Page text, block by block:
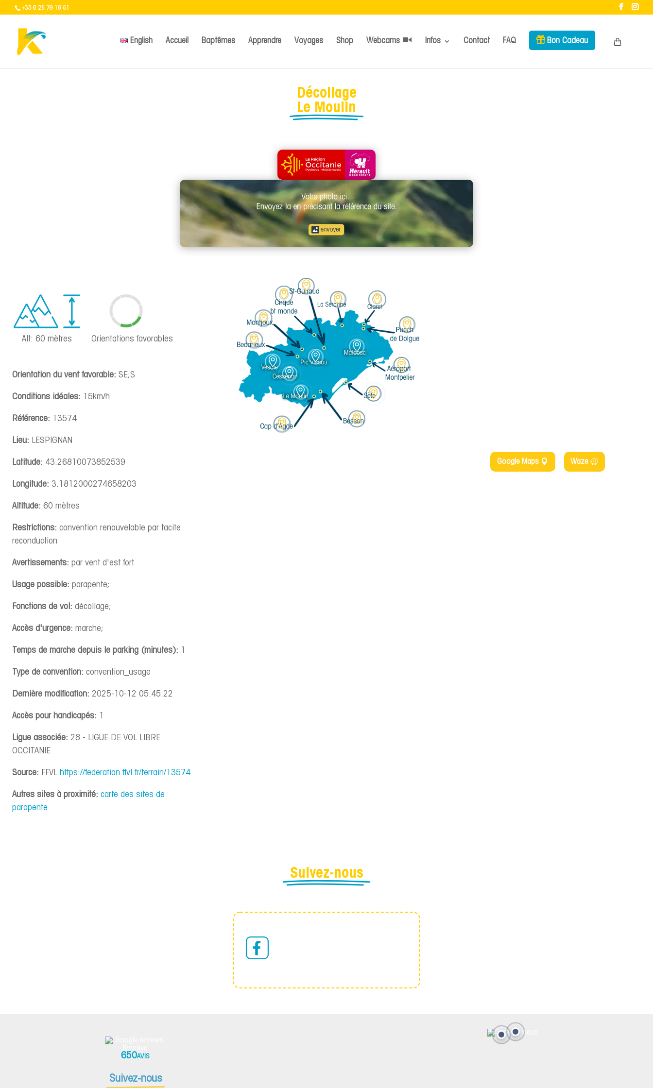
+33 6 25 79 16 51
English Accueil Baptêmes Apprendre Voyages Shop Webcams Infos Contact FAQ Bon Cadeau
Décollage
Le Moulin
Alt: 60 mètres Orientations favorables
Orientation du vent favorable: SE;S
Conditions idéales: 15km/h
Référence: 13574
Lieu: LESPIGNAN
Latitude: 43.26810073852539
Longitude: 3.1812000274658203
Altitude: 60 mètres
Restrictions: convention renouvelable par tacite
reconduction
Avertissements: par vent d'est fort
Usage possible: parapente;
Fonctions de vol: décollage;
Accès d'urgence: marche;
Temps de marche depuis le parking (minutes): 1
Type de convention: convention_usage
Dernière modification: 2025-10-12 05:45:22
Accès pour handicapés: 1
Ligue associée: 28 - LIGUE DE VOL LIBRE
OCCITANIE
Source: FFVL https://federation.ffvl.fr/terrain/13574
Autres sites à proximité: carte des sites de
parapente




 





 



Google Maps Waze
Suivez-nous
650AVIS
Suivez-nous